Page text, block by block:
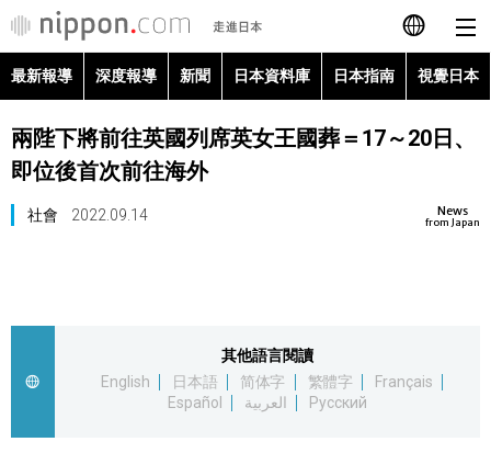
日本語
English
最新報導
最新報導 深度報導 新聞 日本資料庫 日本指南 視覺日本
兩陛下將前往英國列席英女王國葬＝17～20日、
即位後首次前往海外
News
from Japan
社會 2022.09.14
其他語言閱讀
English
日本語 简体字 繁體字
Français
Español
العربية Русский